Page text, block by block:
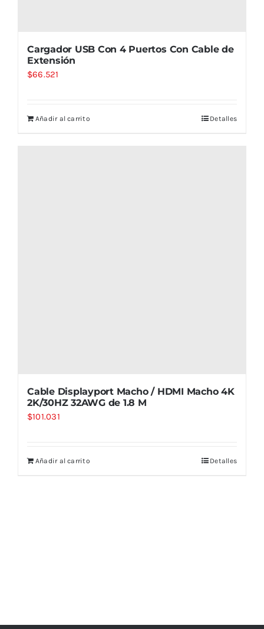
Cargador USB Con 4 Puertos Con Cable de
Extensión
$66.521
Añadir al carrito Detalles
Cable Displayport Macho / HDMI Macho 4K
2K/30HZ 32AWG de 1.8 M
$101.031
Añadir al carrito Detalles